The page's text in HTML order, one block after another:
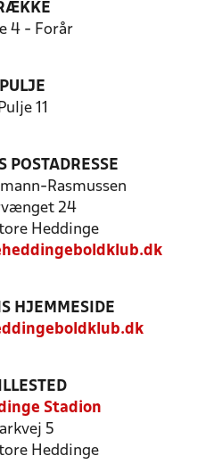
4 - Forår
PULJE
Pulje 11
POSTADRESSE
Rasmussen
24
Heddinge
HJEMMESIDE
Stadion
5
Heddinge